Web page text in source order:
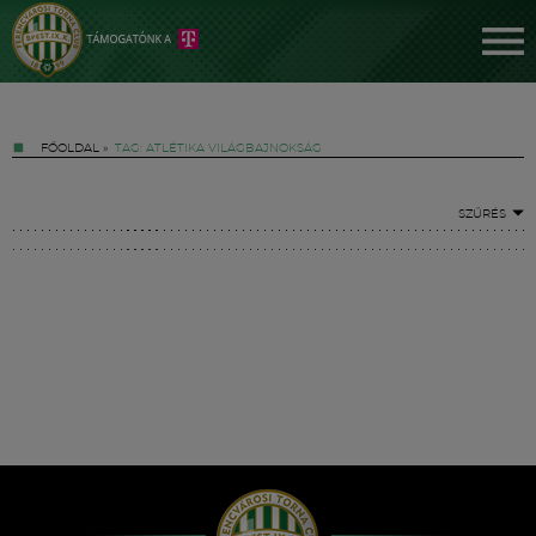
FŐOLDAL » TAG: ATLÉTIKA VILÁGBAJNOKSÁG
SZŰRÉS
Hírek